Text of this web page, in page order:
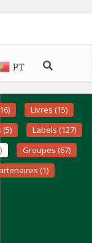
PT
Livres (15)
Labels (127)
Groupes (67)
(1)